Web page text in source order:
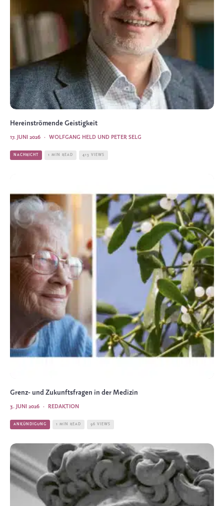
Hereinströmende Geistigkeit
WOLFGANG HELD UND PETER SELG
·
17. JUNI 2026
NACHRICHT 1 MIN READ 413 VIEWS
Grenz- und Zukunftsfragen in der Medizin
REDAKTION
·
3. JUNI 2026
ANKÜNDIGUNG 1 MIN READ 96 VIEWS